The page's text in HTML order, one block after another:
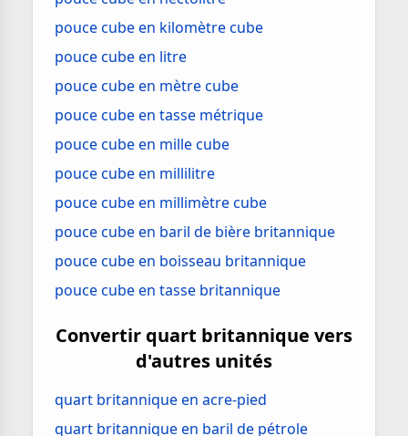
pouce cube en kilomètre cube
pouce cube en litre
pouce cube en mètre cube
pouce cube en tasse métrique
pouce cube en mille cube
pouce cube en millilitre
pouce cube en millimètre cube
pouce cube en baril de bière britannique
pouce cube en boisseau britannique
pouce cube en tasse britannique
Convertir quart britannique vers
d'autres unités
quart britannique en acre-pied
quart britannique en baril de pétrole